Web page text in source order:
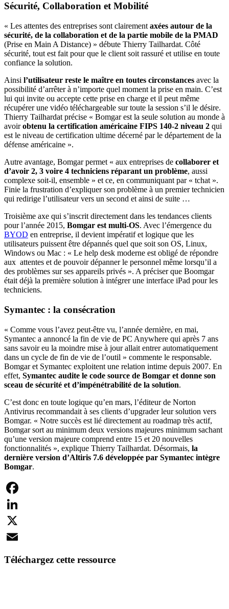
Sécurité, Collaboration et Mobilité
« Les attentes des entreprises sont clairement axées autour de la
sécurité, de la collaboration et de la partie mobile de la PMAD
(Prise en Main A Distance) » débute Thierry Tailhardat. Côté
sécurité, tout est fait pour que le client soit rassuré et utilise en toute
confiance la solution.
Ainsi l’utilisateur reste le maître en toutes circonstances avec la
possibilité d’arrêter à n’importe quel moment la prise en main. C’est
lui qui invite ou accepte cette prise en charge et il peut même
récupérer une vidéo téléchargeable sur toute la session s’il le désire.
Thierry Tailhardat précise « Bomgar est la seule solution au monde à
avoirobtenu la certification américaine FIPS 140-2 niveau 2 qui
est le niveau de certification ultime décerné par le département de la
défense américaine ».
Autre avantage, Bomgar permet « aux entreprises de collaborer et
d’avoir 2, 3 voire 4 techniciens réparant un problème, aussi
complexe soit-il, ensemble » et ce, en communiquant par « tchat ».
Finie la frustration d’expliquer son problème à un premier technicien
qui redirige l’utilisateur vers un second et ainsi de suite …
Troisième axe qui s’inscrit directement dans les tendances clients
pour l’année 2015, Bomgar est multi-OS. Avec l’émergence du
BYOD en entreprise, il devient impératif et logique que les
utilisateurs puissent être dépannés quel que soit son OS, Linux,
Windows ou Mac : « Le help desk moderne est obligé de répondre
aux attentes et de pouvoir dépanner le personnel même lorsqu’il a
des problèmes sur ses appareils privés ». A préciser que Boomgar
était déjà la première solution à intégrer une interface iPad pour les
techniciens.
Symantec : la consécration
« Comme vous l’avez peut-être vu, l’année dernière, en mai,
Symantec a annoncé la fin de vie de PC Anywhere qui après 7 ans
sans savoir eu la moindre mise à jour allait entrer automatiquement
dans un cycle de fin de vie de l’outil » commente le responsable.
Bomgar et Symantec exploitent une relation intime depuis 2007. En
effet, Symantec audite le code source de Bomgar et donne son
sceau de sécurité et d’impénétrabilité de la solution.
C’est donc en toute logique qu’en mars, l’éditeur de Norton
Antivirus recommandait à ses clients d’upgrader leur solution vers
Bomgar. « Notre succès est lié directement au roadmap très actif,
Bomgar sort au minimum deux versions majeures minimum sachant
qu’une version majeure comprend entre 15 et 20 nouvelles
fonctionnalités », explique Thierry Tailhardat. Désormais, la
dernière version d’Altiris 7.6 développée par Symantec intègre
Bomgar.
Facebook
LinkedIn
X
Téléchargez cette ressource